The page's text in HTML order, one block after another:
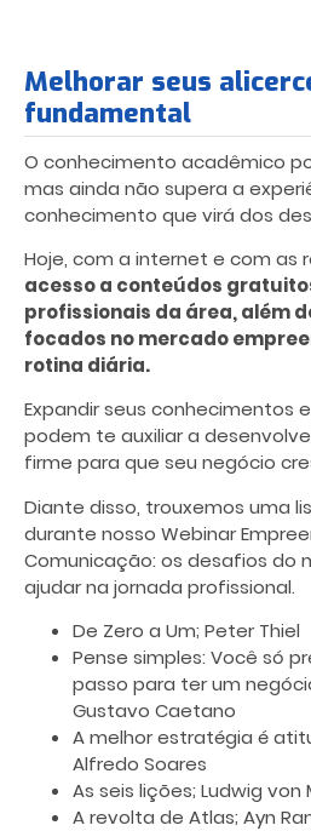
Melhorar seus
fundamental
O conhecimento acadêmico
mas ainda não supera a
conhecimento que virá dos
Hoje, com a internet e com as
acesso a conteúdos
profissionais da área, além
focados no mercado
rotina diária.
Expandir seus conhecimentos
podem te auxiliar a
firme para que seu negócio
Diante disso, trouxemos uma
durante nosso Webinar
Comunicação: os desafios do
ajudar na jornada profissional.
De Zero a Um; Peter Thiel
Pense simples: Você só
passo para ter um
Gustavo Caetano
A melhor estratégia é
Alfredo Soares
As seis lições; Ludwig von
A revolta de Atlas; Ayn